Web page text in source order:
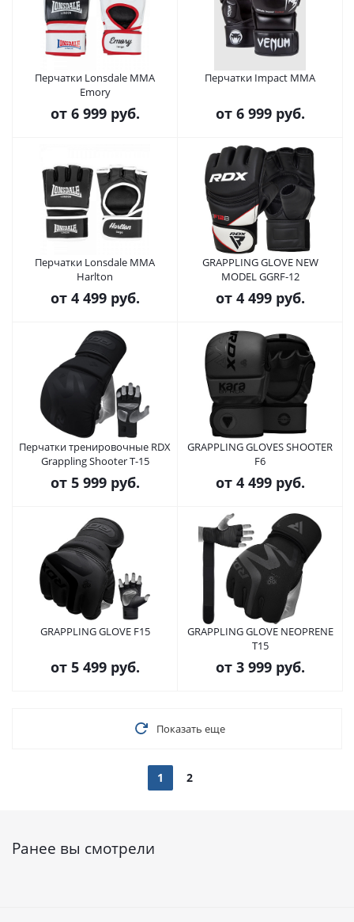
Перчатки Lonsdale MMA
Emory
от 6 999 руб.
Перчатки Impact MMA
от 6 999 руб.
Перчатки Lonsdale MMA
Harlton
от 4 499 руб.
GRAPPLING GLOVE NEW
MODEL GGRF-12
от 4 499 руб.
Перчатки тренировочные RDX
Grappling Shooter T-15
от 5 999 руб.
GRAPPLING GLOVES SHOOTER
F6
от 4 499 руб.
GRAPPLING GLOVE F15
от 5 499 руб.
GRAPPLING GLOVE NEOPRENE
T15
от 3 999 руб.
Показать еще
1 2
Ранее вы смотрели